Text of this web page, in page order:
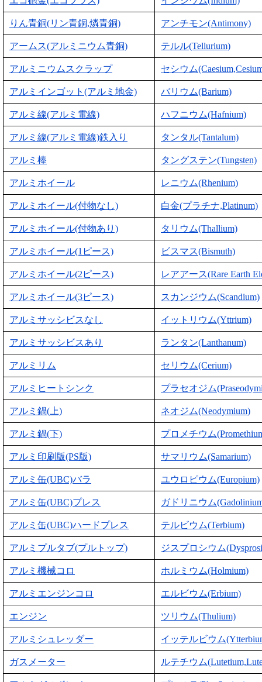
りん青銅(リン青銅,燐青銅) アンチモン(Antimony)
アームス(アルミニウム青銅) テルル(Tellurium)
アルミニウムスクラップ セシウム
アルミインゴット(アルミ地金) バリウム(Barium)
アルミ線(アルミ電線) ハフニウム(Hafnium)
アルミ線(アルミ電線)鉄入り タンタル(Tantalum)
アルミ棒 タングステン(Tungsten)
アルミホイール レニウム(Rhenium)
アルミホイール(付物なし) 白金(プラチナ,Platinum)
アルミホイール(付物あり) タリウム(Thallium)
アルミホイール(1ピース) ビスマス(Bismuth)
アルミホイール(2ピース) レアアース(Rare Earth
アルミホイール(3ピース) スカンジウム(Scandium)
アルミサッシビスなし イットリウム(Yttrium)
アルミサッシビスあり ランタン(Lanthanum)
アルミリム セリウム(Cerium)
アルミヒートシンク プラセオジム
アルミ鍋(上) ネオジム(Neodymium)
アルミ鍋(下) プロメチウム
アルミ印刷版(PS版) サマリウム(Samarium)
アルミ缶(UBC)バラ ユウロピウム(Europium)
アルミ缶(UBC)プレス ガドリニウム
アルミ缶(UBC)ハードプレス テルビウム(Terbium)
アルミプルタブ(プルトップ) ジスプロシウム
アルミ機械コロ ホルミウム(Holmium)
アルミエンジンコロ エルビウム(Erbium)
エンジン ツリウム(Thulium)
アルミシュレッダー イッテルビウム
ガスメーター ルテチウム